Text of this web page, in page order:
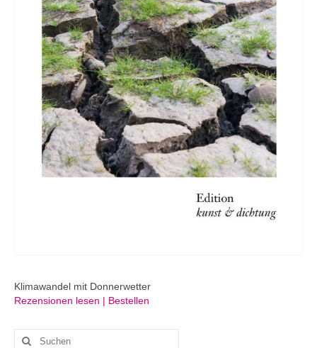
Klimawandel mit Donnerwetter
Rezensionen lesen | Bestellen
Suchen